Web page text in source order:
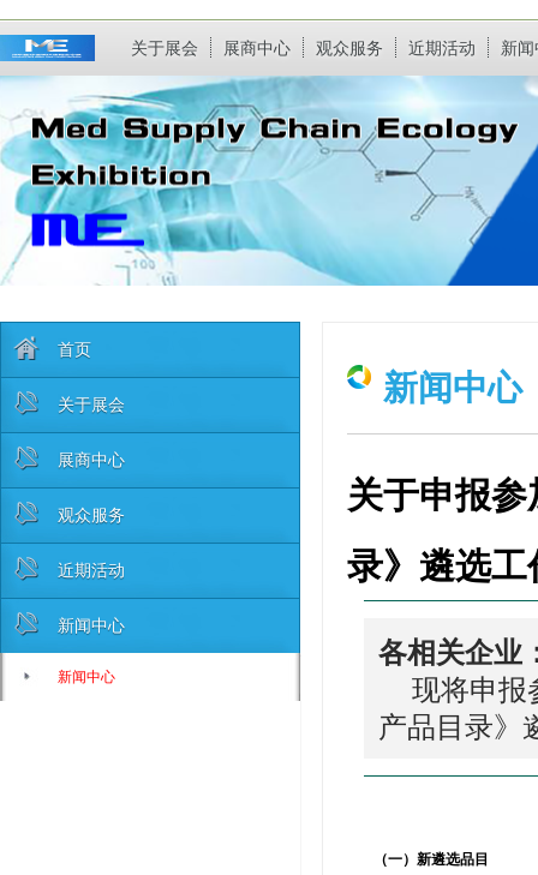
关于展会 展商中心 观众服务 近期活动 新
首页
关于展会
展商中心
观众服务
近期活动
新闻中心
新闻中心
新闻中心
关于申报
录》遴选
各相关企业
现将申报
产品目录》
（一）新遴选品目